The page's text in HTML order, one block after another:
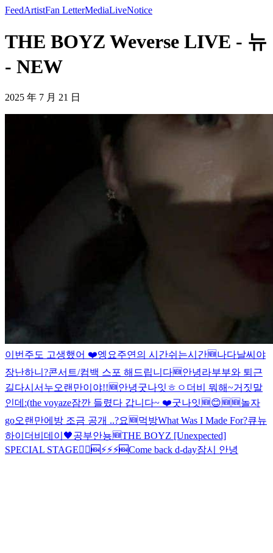
FeedArtistFan LetterMediaLiveNotice
THE BOYZ Weverse LIVE - 뉴
- NEW
2025 年 7 月 21 日
이번주도 고생했어 ❤️엥 요주연의 시간쉬는시간🆕나다날씨야
장난하니?콘서트/컴백 스포 해드립니다🆕안녕라부부와 퇴근
길다시 서누오랜만이야!!🆕안녕굿나잇 ㅎㅇ 더비 뭐해~거짓말
인데 :(the voyaze잠깐 들렸다 갑니다~ ❤️굿나잇 🆕😊🆕 🆕놀자
go오랜만에 방 조금 공개 ..?요 🆕먹방What Was I Made For?큐뉴
하이 더비데이🖤공부안뇽🆕THE BOYZ [Unexpected]
SPECIAL STAGE🏃‍♂️🆕 ⚡️⚡️⚡️🆕Come back d-day잠시 안녕